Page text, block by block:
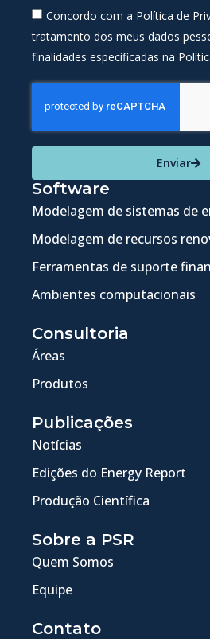
Concordo com a Política de
tratamento dos meus dados
finalidades especificadas na
Enviar
Software
Modelagem de sistemas de
Modelagem de recursos
Ferramentas de suporte
Ambientes computacionais
Consultoria
Áreas
Produtos
Publicações
Notícias
Edições do Energy Report
Produção Científica
Sobre a PSR
Quem Somos
Equipe
Contato